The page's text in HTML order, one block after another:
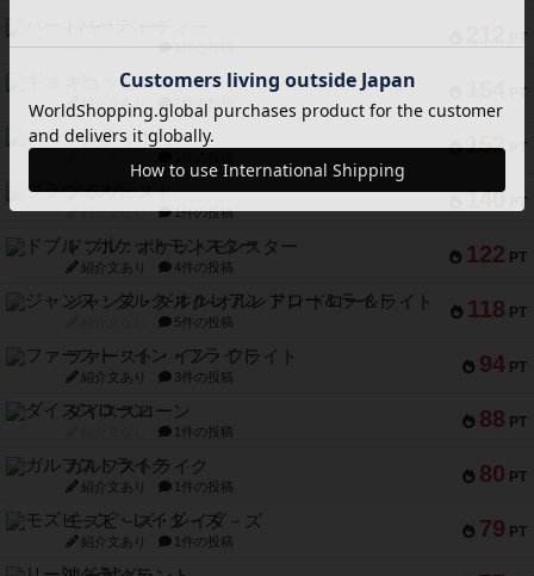
PT
紹介文なし 1件の投稿
PT
ギョッと
紹介文あり 1件の投稿
152 PT
クルティボ
140 PT
ブラヴェスト
紹介文なし 1件の投稿
122 PT
ドブル：ポケットモンスター
紹介文あり 4件の投稿
118 PT
ジャンヌ・ダルク-オルレアン ドロー＆ライト
5件の投稿
94 PT
ファースト・イン・フライト
紹介文あり 3件の投稿
88 PT
ダイススローン
1件の投稿
80 PT
ガルフストライク
紹介文あり 1件の投稿
79 PT
モズビ－ズ・レイダ－ズ
紹介文あり 1件の投稿